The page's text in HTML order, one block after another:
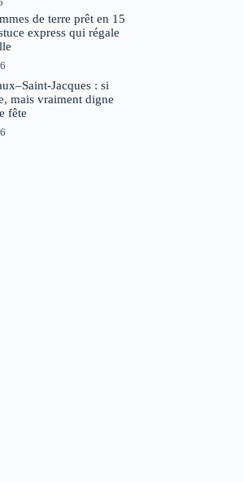
de terre prêt en 15
express qui régale
Jacques : si
mais vraiment digne
fête